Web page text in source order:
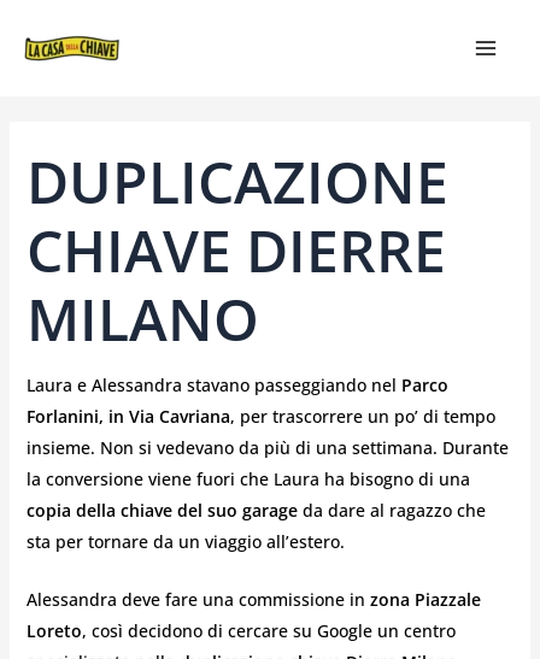
DUPLICAZIONE
CHIAVE DIERRE
MILANO
Laura e Alessandra stavano passeggiando nel Parco
Forlanini, in Via Cavriana, per trascorrere un po’ di tempo
insieme. Non si vedevano da più di una settimana. Durante
la conversione viene fuori che Laura ha bisogno di una
copia della chiave del suo garageda dare al ragazzo che
sta per tornare da un viaggio all’estero.
Alessandra deve fare una commissione in zona Piazzale
Loreto, così decidono di cercare su Google un centro
ARTICOLI